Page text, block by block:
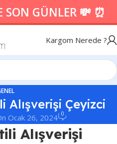
GÜNLER 💸 ⏰
Kargom Nerede ?
Alışverişi Çeyizci
Ocak 26, 2024 0
Alışverişi